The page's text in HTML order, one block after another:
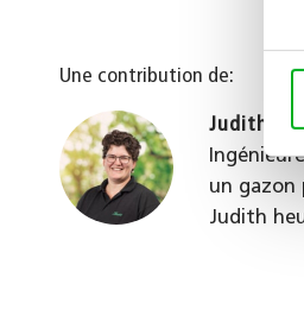
Une contribution de:
Judith
un gazon
Judith